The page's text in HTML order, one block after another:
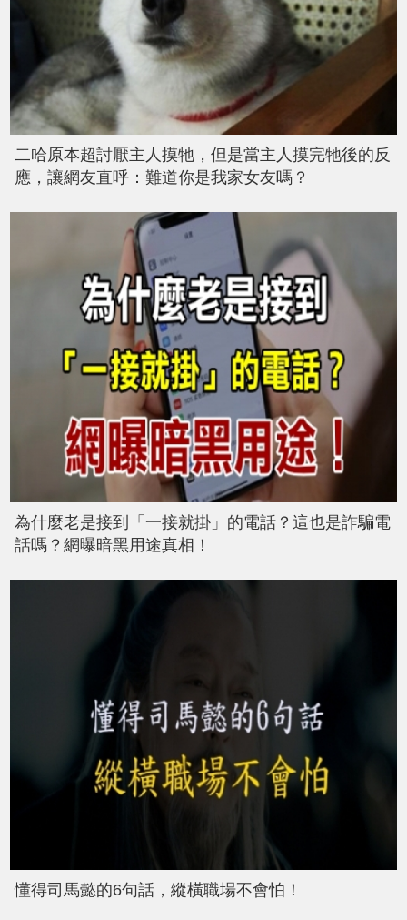
二哈原本超討厭主人摸牠，但是當主人摸完牠後的反
應，讓網友直呼：難道你是我家女友嗎？
為什麼老是接到「一接就掛」的電話？這也是詐騙電
話嗎？網曝暗黑用途真相！
懂得司馬懿的6句話，縱橫職場不會怕！